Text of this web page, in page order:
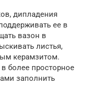
дипладения
ее в
вазон в
листья,
керамзитом.
более просторное
заполнить